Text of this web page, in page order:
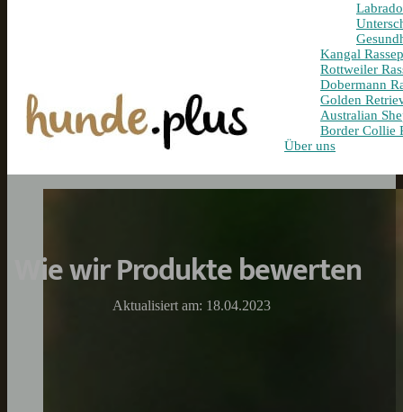
Kangal
Rottweiler
Dobermann
Golden
Australian
Border Collie
Über uns
Wie wir Produkte bewerten
Aktualisiert am: 18.04.2023